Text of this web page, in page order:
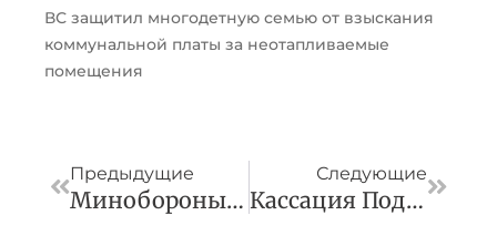
ВС защитил многодетную семью от взыскания
коммунальной платы за неотапливаемые
помещения
Предыдущие
Минобороны Подало Иски На 542 Млн Руб.
Следующие
Кассация Поддержала Отмену Приватизации Производителя Метанола